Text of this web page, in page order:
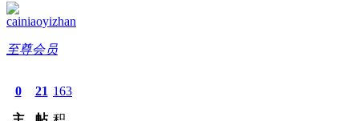
cainiaoyizhan
至尊会员
0 21 163